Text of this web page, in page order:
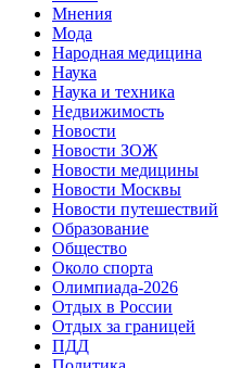
Мнения
Мода
Народная медицина
Наука
Наука и техника
Недвижимость
Новости
Новости ЗОЖ
Новости медицины
Новости Москвы
Новости путешествий
Образование
Общество
Около спорта
Олимпиада-2026
Отдых в России
Отдых за границей
ПДД